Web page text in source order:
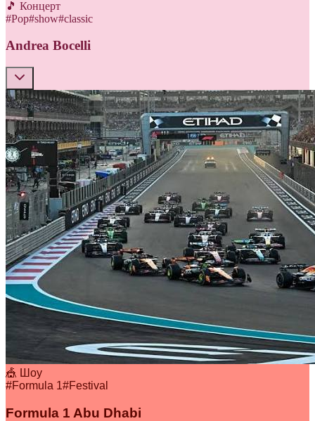
🎵 Концерт
#Pop#show#classic
Andrea Bocelli
🎪 Шоу
#Formula 1#Festival
Formula 1 Abu Dhabi